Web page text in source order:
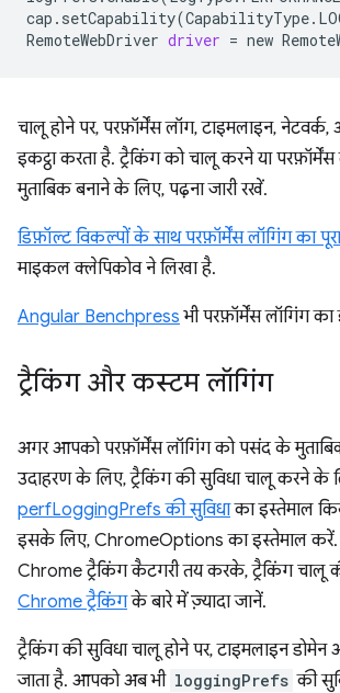
cap.setCapability(
RemoteWebDriver driver = new
चालू होने पर, परफ़ॉर्मेंस लॉग, टाइमलाइन,
इकट्ठा करता है. ट्रैकिंग को चालू करने या
मुताबिक बनाने के लिए, पढ़ना जारी रखें.
डिफ़ॉल्ट विकल्पों के साथ परफ़ॉर्मेंस लॉगिंग का
माइकल क्लेपिकोव ने लिखा है.
Angular Benchpress भी परफ़ॉर्मेंस लॉगिंग
ट्रैकिंग और कस्टम लॉगिंग
अगर आपको परफ़ॉर्मेंस लॉगिंग को पसंद के
उदाहरण के लिए, ट्रैकिंग की सुविधा चालू करने के
perfLoggingPrefs की सुविधाका इस्तेमाल
इसके लिए, ChromeOptions का इस्तेमाल करें.
Chrome ट्रैकिंग कैटगरी तय करके, ट्रैकिंग चालू
Chrome ट्रैकिंगके बारे में ज़्यादा जानें.
ट्रैकिंग की सुविधा चालू होने पर, टाइमलाइन
जाता है. आपको अब भी loggingPrefs की